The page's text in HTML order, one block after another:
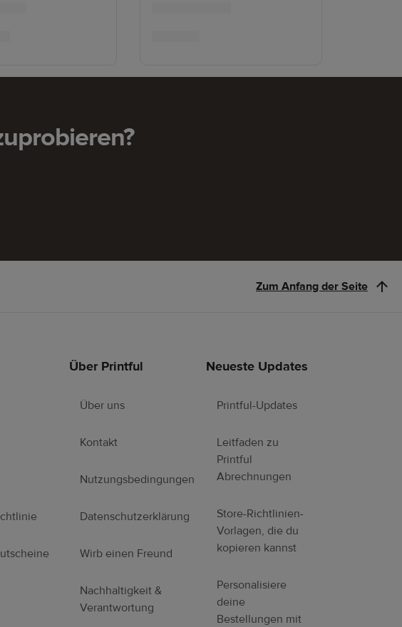
Zum Anfang der Seite
Über Printful
Über uns
Kontakt
Nutzungsbedingungen
Datenschutzerklärung
Wirb einen Freund
Nachhaltigkeit &
Verantwortung
Neueste Updates
Printful-Updates
Leitfaden zu
Printful
Abrechnungen
Store-Richtlinien-
Vorlagen, die du
kopieren kannst
Personalisiere
deine
Bestellungen mit